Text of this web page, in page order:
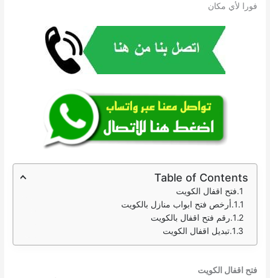
فورا لأي مكان
Table of Contents
فتح اقفال الكويت
أرخص فتح ابواب منازل بالكويت
رقم فتح اقفال بالكويت
تبديل اقفال الكويت
فتح اقفال الكويت